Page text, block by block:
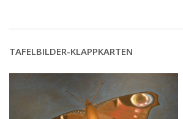
TAFELBILDER-KLAPPKARTEN